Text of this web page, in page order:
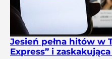
Jesień pełna hitów w
Express” i